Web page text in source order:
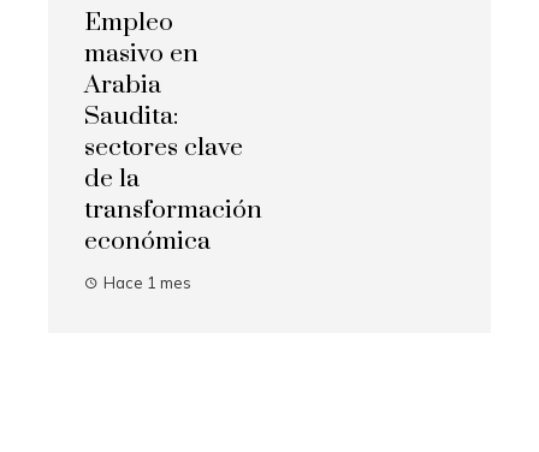
Empleo
masivo en
Arabia
Saudita:
sectores clave
de la
transformación
económica
Hace 1 mes